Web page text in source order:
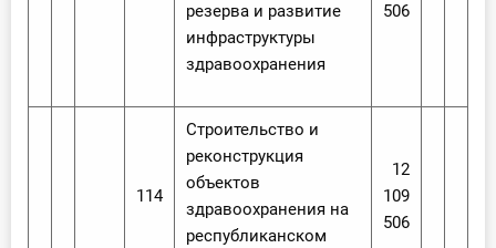
резерва и развитие
инфраструктуры
здравоохранения
506
114
Строительство и
реконструкция
объектов
здравоохранения на
республиканском
12
109
506